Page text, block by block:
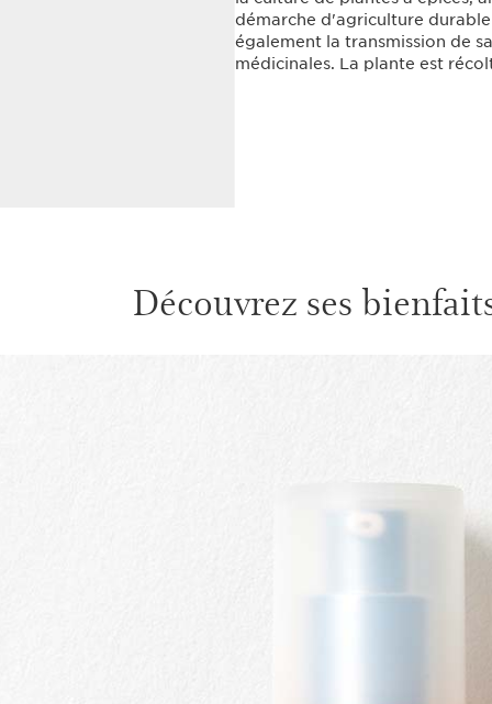
démarche d'agriculture
également la transmission de
médicinales. La plante est
Découvrez ses